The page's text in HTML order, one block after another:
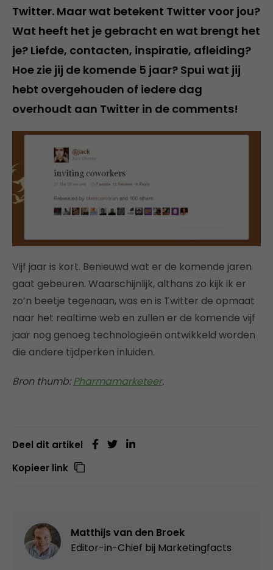
Twitter. Maar wat betekent Twitter voor jou?
Wat heeft het je gebracht en wat brengt het
je? Liefde, contacten, inspiratie, afleiding?
Hoe zie jij de komende 5 jaar? Spui wat jij
hebt overgehouden of iedere dag
overhoudt aan Twitter in de comments!
Vijf jaar is kort. Benieuwd wat er de komende jaren
gaat gebeuren. Waarschijnlijk, althans zo kijk ik er
zo’n beetje tegenaan, was en is Twitter de opmaat
naar het realtime web en zullen er de komende vijf
jaar nog genoeg technologieën ontwikkeld worden
die andere tijdperken inluiden.
Bron thumb:Pharmamarketeer.
Deel dit artikel
Kopieer link
Matthijs van den Broek
Editor-in-Chief bij Marketingfacts